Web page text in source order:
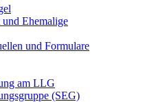
Ehemalige
und Formulare
am LLG
(SEG)